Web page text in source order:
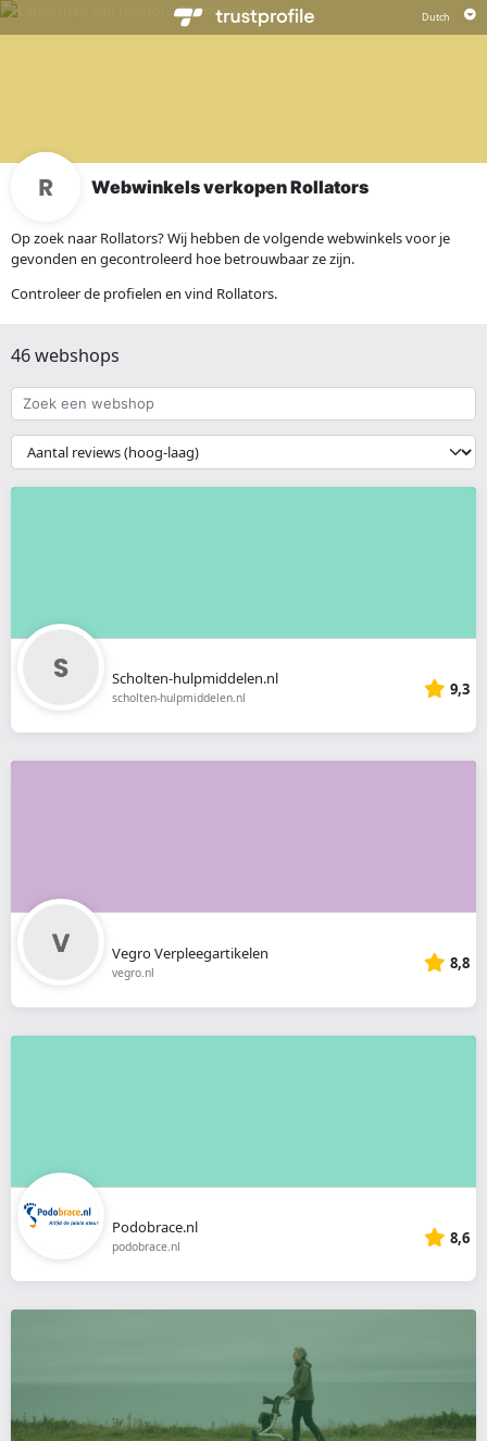
Webwinkels verkopen Rollators
Op zoek naar Rollators? Wij hebben de volgende webwinkels voor je
gevonden en gecontroleerd hoe betrouwbaar ze zijn.
Controleer de profielen en vind Rollators.
46 webshops
Zoek
een
webshop
{{
__('Sort')
}}
Scholten-hulpmiddelen.nl
scholten-hulpmiddelen.nl 9,3
Vegro Verpleegartikelen
vegro.nl 8,8
Podobrace.nl
podobrace.nl 8,6